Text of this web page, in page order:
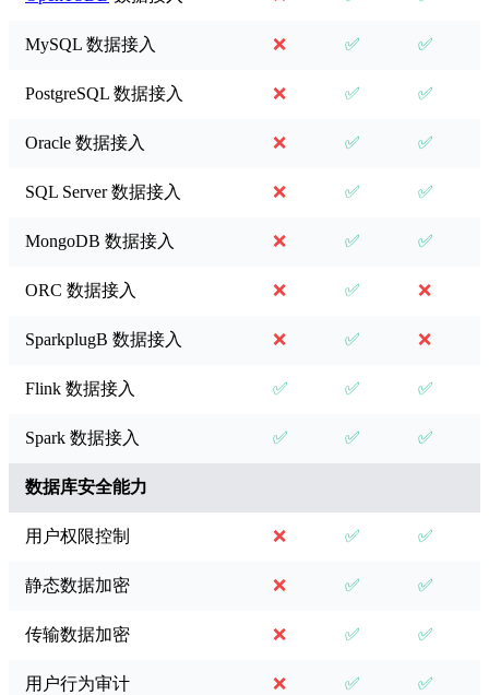
MySQL 数据接入 ❌ ✅ ✅
PostgreSQL 数据接入 ❌ ✅ ✅
Oracle 数据接入 ❌ ✅ ✅
SQL Server 数据接入 ❌ ✅ ✅
MongoDB 数据接入 ❌ ✅ ✅
ORC 数据接入 ❌ ✅ ❌
SparkplugB 数据接入 ❌ ✅ ❌
Flink 数据接入 ✅ ✅ ✅
Spark 数据接入 ✅ ✅ ✅
数据库安全能力
用户权限控制 ❌ ✅ ✅
静态数据加密 ❌ ✅ ✅
传输数据加密 ❌ ✅ ✅
用户行为审计 ❌ ✅ ✅